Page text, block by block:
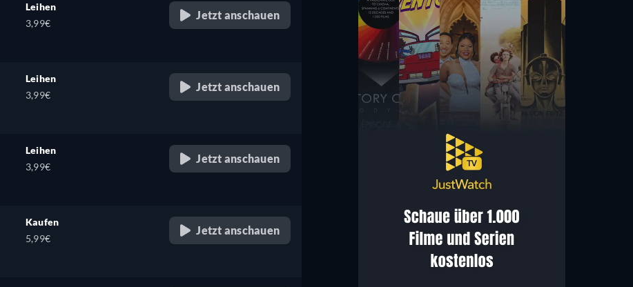
Leihen
3,99€
Jetzt anschauen
Leihen
3,99€
Jetzt anschauen
Leihen
3,99€
Jetzt anschauen
Kaufen
5,99€
Jetzt anschauen